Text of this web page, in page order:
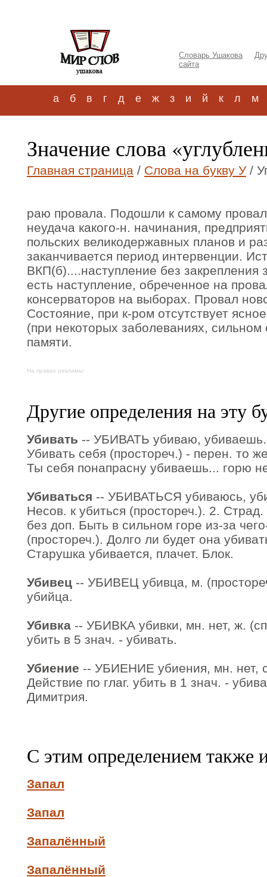
Словарь Ушакова
сайта
а б в г д е ж з и й к л м
Значение слова
Главная страница / Слова на букву У/
раю провала. Подошли к самому
неудача какого-н. начинания,
польских великодержавных планов и
заканчивается период интервенции.
ВКП(б)....наступление без закрепления
есть наступление, обреченное на
консерваторов на выборах. Провал
Состояние, при к-ром отсутствует
(при некоторых заболеваниях,
памяти.
На правах рекламы:
Другие определения на эту
Убивать -- УБИВАТЬ убиваю, убиваешь.
Убивать себя (простореч.) - перен. то
Ты себя понапрасну убиваешь... горю
Убиваться -- УБИВАТЬСЯ убиваюсь,
Несов. к убиться (простореч.). 2.
без доп. Быть в сильном горе из-за
(простореч.). Долго ли будет она
Старушка убивается, плачет. Блок.
Убивец -- УБИВЕЦ убивца, м.
убийца.
Убивка -- УБИВКА убивки, мн. нет, ж.
убить в 5 знач. - убивать.
Убиение -- УБИЕНИЕ убиения, мн. нет,
Действие по глаг. убить в 1 знач. -
Димитрия.
С этим определением также
Запал
Запал
Запалённый
Запалённый